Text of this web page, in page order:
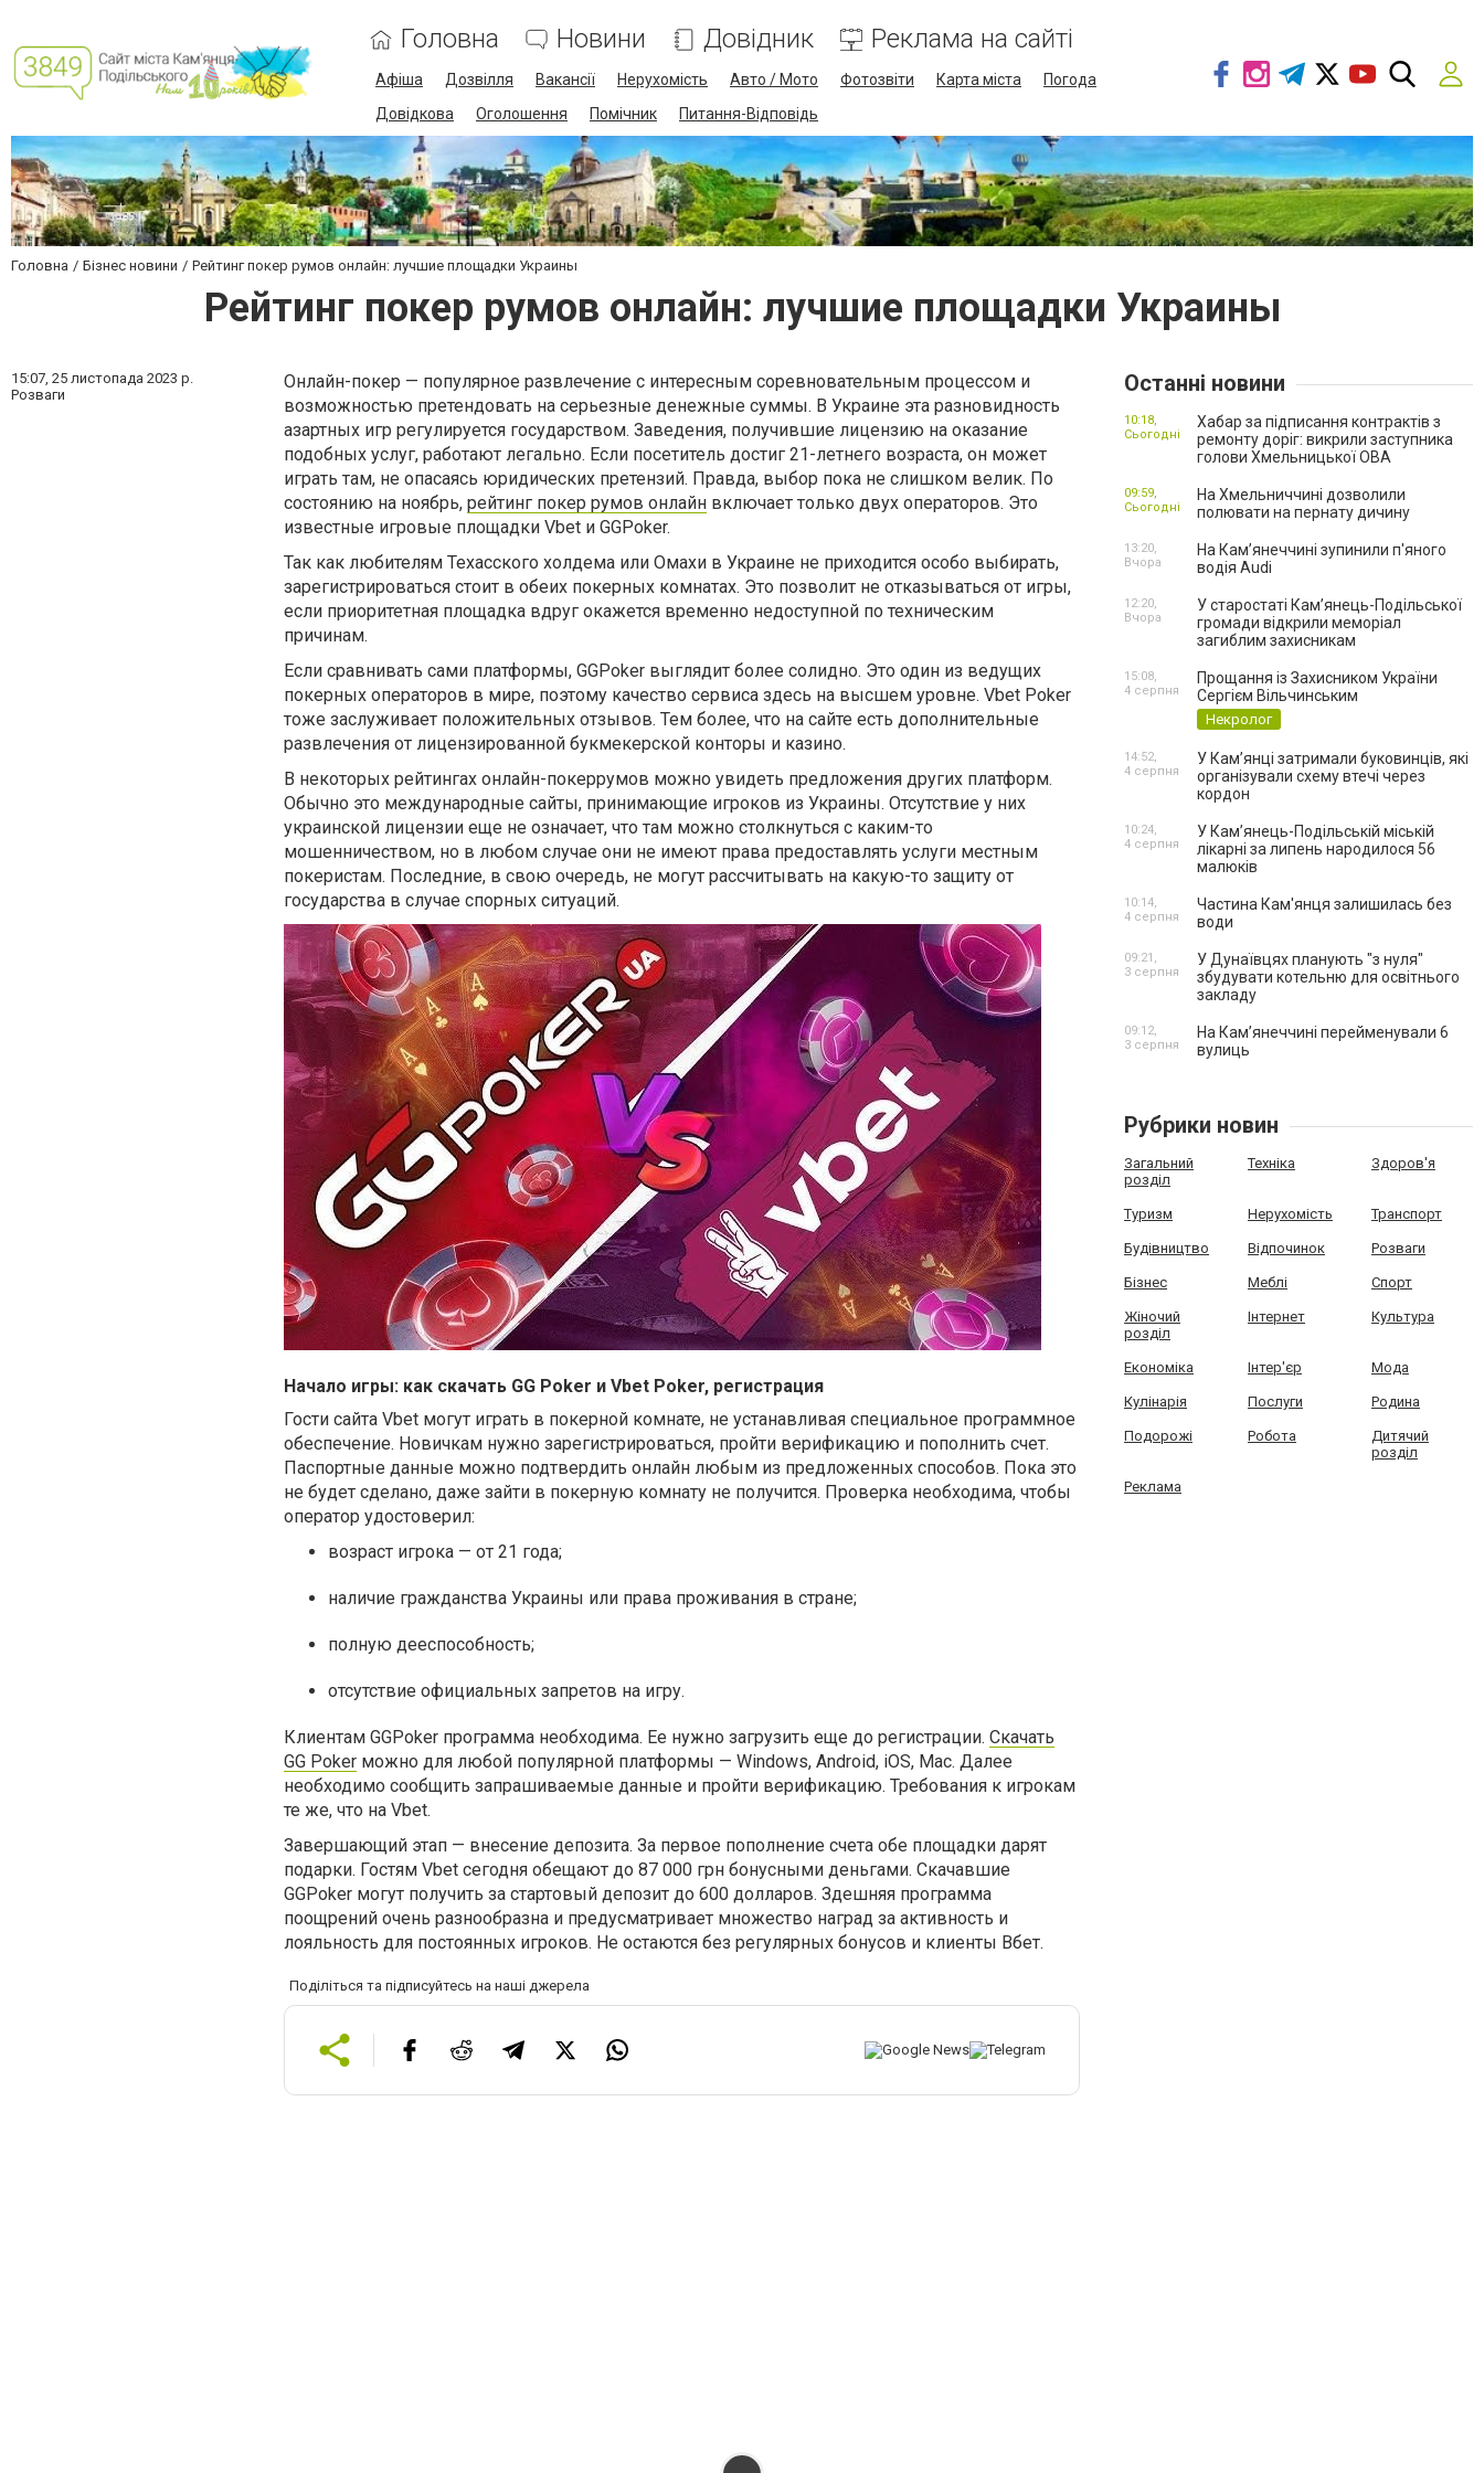
Головна Новини Довідник Реклама на сайті
Афіша Дозвілля Вакансії Нерухомість Авто / Мото Фотозвіти Карта міста
Погода
Довідкова
Оголошення Помічник Питання-Відповідь
Головна Бізнес новини Рейтинг покер румов онлайн: лучшие площадки Украины
Рейтинг покер румов онлайн: лучшие площадки Украины
15:07, 25 листопада 2023 р.
Розваги
Онлайн-покер — популярное развлечение с интересным соревновательным процессом и
возможностью претендовать на серьезные денежные суммы. В Украине эта разновидность
азартных игр регулируется государством. Заведения, получившие лицензию на оказание
подобных услуг, работают легально. Если посетитель достиг 21-летнего возраста, он может
играть там, не опасаясь юридических претензий. Правда, выбор пока не слишком велик. По
состоянию на ноябрь, рейтинг покер румов онлайн включает только двух операторов. Это
известные игровые площадки Vbet и GGPoker.
Так как любителям Техасского холдема или Омахи в Украине не приходится особо выбирать,
зарегистрироваться стоит в обеих покерных комнатах. Это позволит не отказываться от игры,
если приоритетная площадка вдруг окажется временно недоступной по техническим
причинам.
Если сравнивать сами платформы, GGPoker выглядит более солидно. Это один из ведущих
покерных операторов в мире, поэтому качество сервиса здесь на высшем уровне. Vbet Poker
тоже заслуживает положительных отзывов. Тем более, что на сайте есть дополнительные
развлечения от лицензированной букмекерской конторы и казино.
В некоторых рейтингах онлайн-покеррумов можно увидеть предложения других платформ.
Обычно это международные сайты, принимающие игроков из Украины. Отсутствие у них
украинской лицензии еще не означает, что там можно столкнуться с каким-то
мошенничеством, но в любом случае они не имеют права предоставлять услуги местным
покеристам. Последние, в свою очередь, не могут рассчитывать на какую-то защиту от
государства в случае спорных ситуаций.
Начало игры: как скачать GG Poker и Vbet Poker, регистрация
Гости сайта Vbet могут играть в покерной комнате, не устанавливая специальное программное
обеспечение. Новичкам нужно зарегистрироваться, пройти верификацию и пополнить счет.
Паспортные данные можно подтвердить онлайн любым из предложенных способов. Пока это
не будет сделано, даже зайти в покерную комнату не получится. Проверка необходима, чтобы
оператор удостоверил:
возраст игрока — от 21 года;
наличие гражданства Украины или права проживания в стране;
полную дееспособность;
отсутствие официальных запретов на игру.
Клиентам GGPoker программа необходима. Ее нужно загрузить еще до регистрации. Скачать
GG Poker можно для любой популярной платформы — Windows, Android, iOS, Mac. Далее
необходимо сообщить запрашиваемые данные и пройти верификацию. Требования к игрокам
те же, что на Vbet.
Завершающий этап — внесение депозита. За первое пополнение счета обе площадки дарят
подарки. Гостям Vbet сегодня обещают до 87 000 грн бонусными деньгами. Скачавшие
GGPoker могут получить за стартовый депозит до 600 долларов. Здешняя программа
поощрений очень разнообразна и предусматривает множество наград за активность и
лояльность для постоянных игроков. Не остаются без регулярных бонусов и клиенты Вбет.
Поділіться та підписуйтесь на наші джерела
Останні новини
Хабар за підписання контрактів з
ремонту доріг: викрили заступника
голови Хмельницької ОВА
10:18,
Сьогодні
На Хмельниччині дозволили
полювати на пернату дичину
09:59,
Сьогодні
На Камʼянеччині зупинили п'яного
водія Audi
13:20,
Вчора
У старостаті Кам’янець-Подільської
громади відкрили меморіал
загиблим захисникам
12:20,
Вчора
Прощання із Захисником України
Сергієм Вільчинським
Некролог
15:08,
4 серпня
У Кам’янці затримали буковинців, які
організували схему втечі через
кордон
14:52,
4 серпня
У Кам’янець-Подільській міській
лікарні за липень народилося 56
малюків
10:24,
4 серпня
Частина Кам'янця залишилась без
води
10:14,
4 серпня
У Дунаївцях планують "з нуля"
збудувати котельню для освітнього
закладу
09:21,
3 серпня
На Камʼянеччині перейменували 6
вулиць
09:12,
3 серпня
Рубрики новин
Загальний
розділ
Техніка Здоров'я
Туризм Нерухомість Транспорт
Будівництво Відпочинок Розваги
Бізнес Меблі Спорт
Жіночий
розділ
Інтернет Культура
Економіка Інтер'єр Мода
Кулінарія Послуги Родина
Подорожі Робота
Дитячий
розділ
Реклама